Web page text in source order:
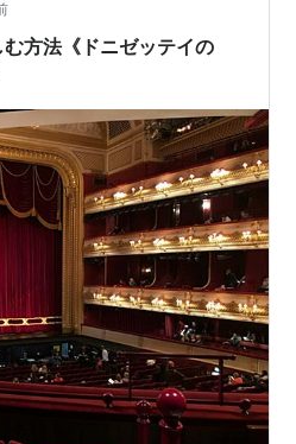
方法《ドニゼッテイの